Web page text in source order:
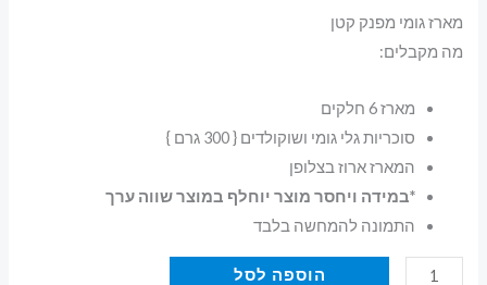
מארז גומי מפנק קטן
מה מקבלים:
מארז 6 חלקים
סוכריות גלי גומי ושוקולדים { 300 גרם }
המארז ארוז בצלופן
*במידה ויחסר מוצר יוחלף במוצר שווה ערך
התמונה להמחשה בלבד
כמות
הוספה לסל